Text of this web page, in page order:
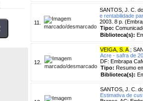
11.
SANTOS, J. C.
e rentabilidade
2003. 8 p.
Tipo:
Biblioteca(s):
12.
VEIGA, S. A ;
Acre - safra de
DF: Embrapa
Tipo: Resumo
Biblioteca(s):
SANTOS, J. C.
Estimativa de